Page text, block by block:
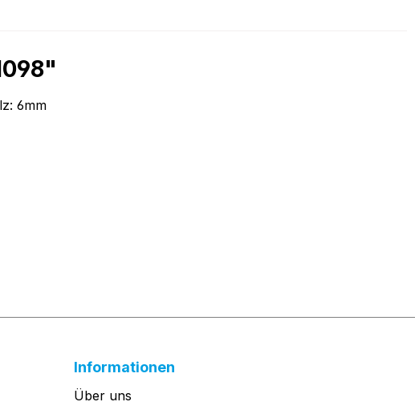
6mm
Informationen
Über uns